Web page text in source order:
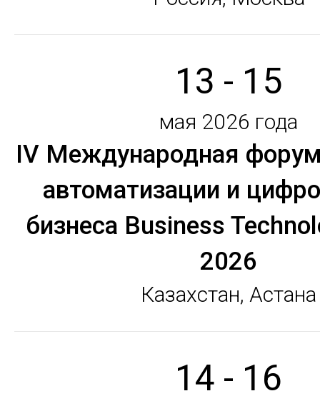
13 - 15
мая 2026 года
IV Международная
автоматизации и
бизнеса Business
2026
Казахстан, Астана
14 - 16